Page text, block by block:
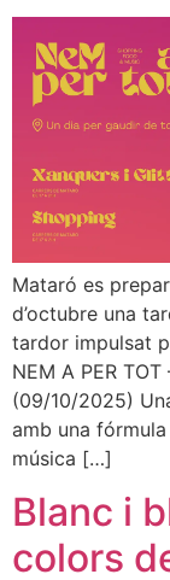
Mataró es
d’octubre una
tardor impulsat
NEM A PER TOT
(09/10/2025)
amb una
música […]
Blanc i
colors